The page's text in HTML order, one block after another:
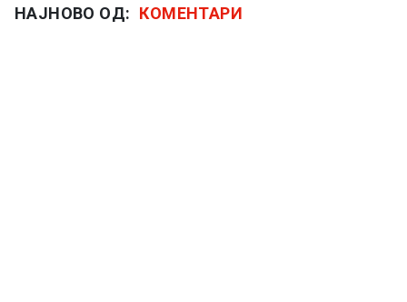
НАЈНОВО ОД: КОМЕНТАРИ